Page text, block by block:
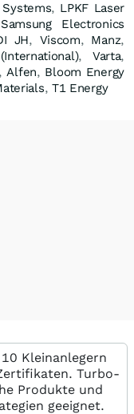
, LPKF Laser
Samsung Electronics
JH, Viscom, Manz,
, Varta,
,Alfen, Bloom Energy
, T1 Energy
Kleinanlegern
Turbo-
Produkte und
geeignet.